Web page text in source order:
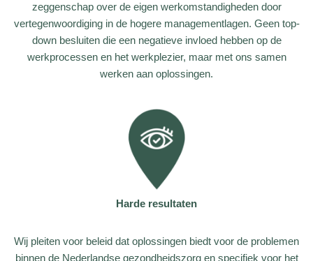
zeggenschap over de eigen werkomstandigheden door
vertegenwoordiging in de hogere managementlagen. Geen top-
down besluiten die een negatieve invloed hebben op de
werkprocessen en het werkplezier, maar met ons samen
werken aan oplossingen.
Harde resultaten
Wij pleiten voor beleid dat oplossingen biedt voor de problemen
binnen de Nederlandse gezondheidszorg en specifiek voor het